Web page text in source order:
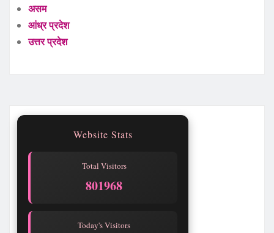
असम
आंध्र प्रदेश
उत्तर प्रदेश
Website Stats
Total Visitors
801969
Today's Visitors